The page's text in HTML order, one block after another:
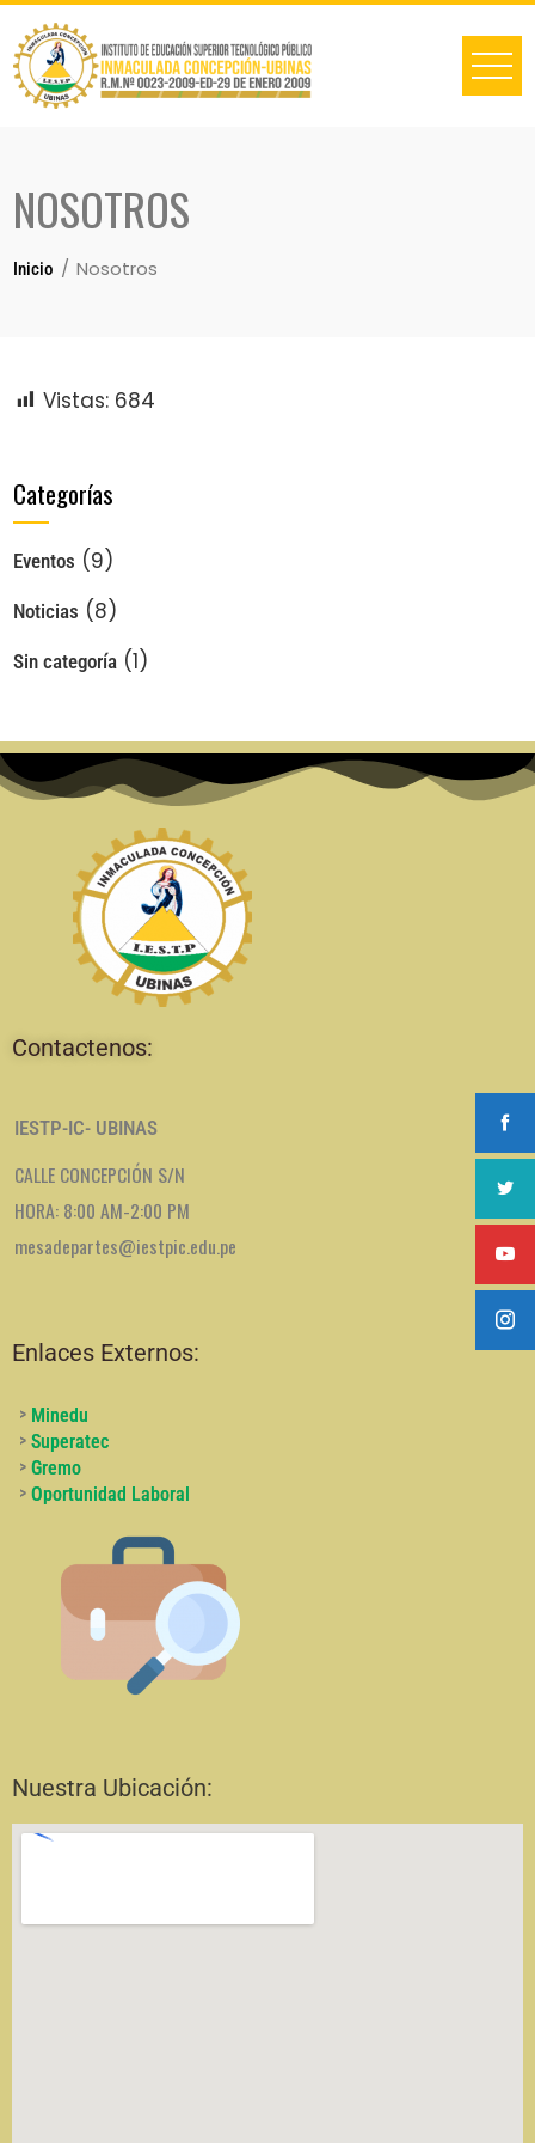
NOSOTROS
Inicio Nosotros
Vistas: 684
Categorías
Eventos (9)
Noticias (8)
Sin categoría (1)
Contactenos:
IESTP-IC- UBINAS
CALLE CONCEPCIÓN S/N
HORA: 8:00 AM-2:00 PM
mesadepartes@iestpic.edu.pe
Enlaces Externos:
> Minedu
> Superatec
> Gremo
> Oportunidad Laboral
Nuestra Ubicación: